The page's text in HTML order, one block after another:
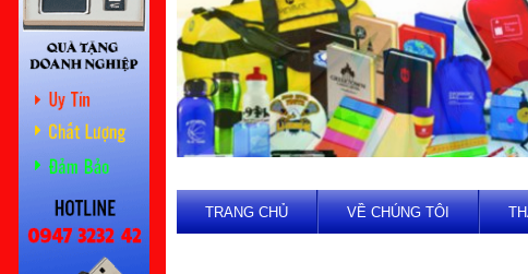
TRANG CHỦ VỀ CHÚNG TÔI